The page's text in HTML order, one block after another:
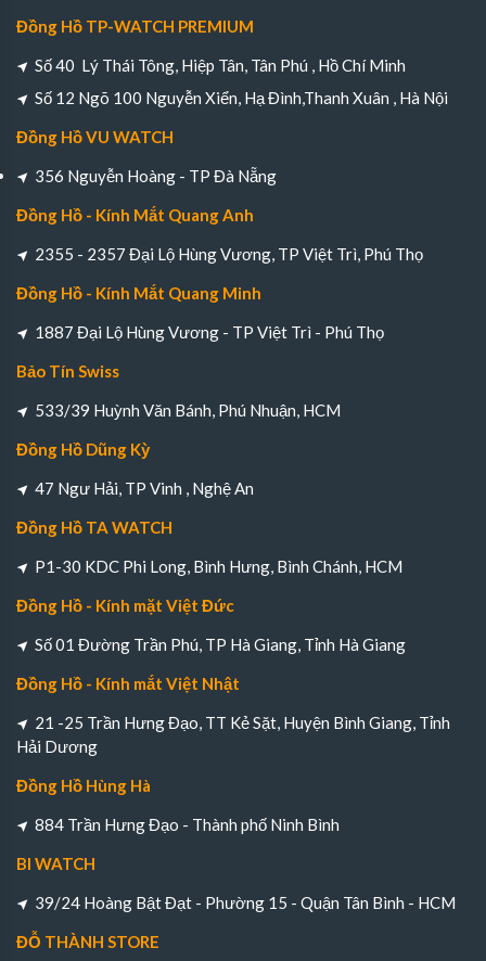
Đồng Hồ TP-WATCH PREMIUM
Số 40 Lý Thái Tông, Hiệp Tân, Tân Phú , Hồ Chí Minh
Số 12 Ngõ 100 Nguyễn Xiển, Hạ Đình,Thanh Xuân , Hà Nội
Đồng Hồ VU WATCH
356 Nguyễn Hoàng - TP Đà Nẵng
Đồng Hồ - Kính Mắt Quang Anh
2355 - 2357 Đại Lộ Hùng Vương, TP Việt Trì, Phú Thọ
Đồng Hồ - Kính Mắt Quang Minh
1887 Đại Lộ Hùng Vương - TP Việt Trì - Phú Thọ
Bảo Tín Swiss
533/39 Huỳnh Văn Bánh, Phú Nhuận, HCM
Đồng Hồ Dũng Kỳ
47 Ngư Hải, TP Vinh , Nghệ An
Đồng Hồ TA WATCH
P1-30 KDC Phi Long, Bình Hưng, Bình Chánh, HCM
Đồng Hồ - Kính mặt Việt Đức
Số 01 Đường Trần Phú, TP Hà Giang, Tỉnh Hà Giang
Đồng Hồ - Kính mắt Việt Nhật
21 -25 Trần Hưng Đạo, TT Kẻ Sặt, Huyện Bình Giang, Tỉnh
Hải Dương
Đồng Hồ Hùng Hà
884 Trần Hưng Đạo - Thành phố Ninh Bình
BI WATCH
39/24 Hoàng Bật Đạt - Phường 15 - Quận Tân Bình - HCM
ĐỖ THÀNH STORE